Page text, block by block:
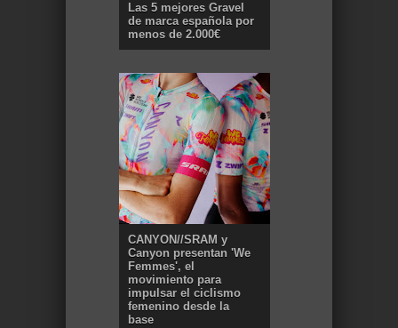
Las 5 mejores Gravel
de marca española por
menos de 2.000€
CANYON//SRAM y
Canyon presentan 'We
Femmes', el
movimiento para
impulsar el ciclismo
femenino desde la
base